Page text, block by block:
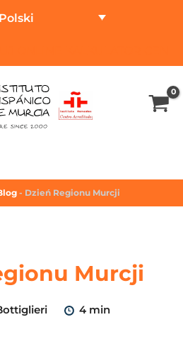
Polski
- Dzień Regionu Murcji
Murcji
4 min